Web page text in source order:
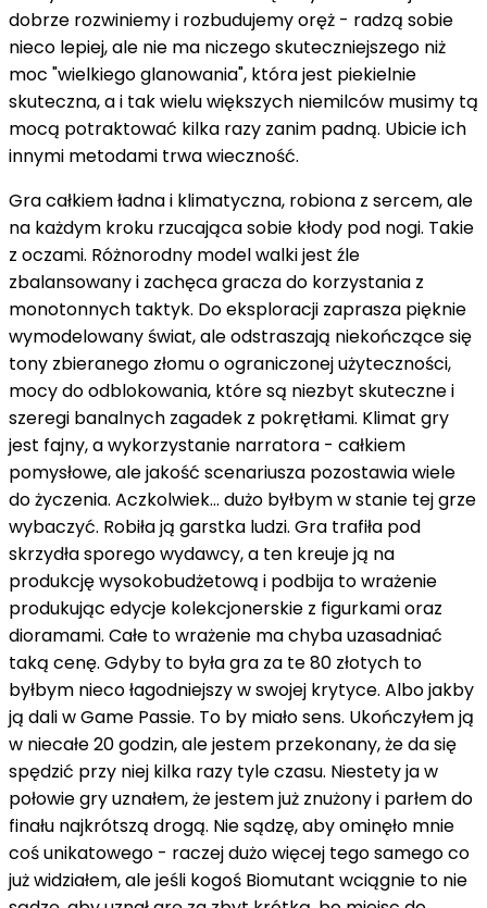
dobrze rozwiniemy i rozbudujemy oręż - radzą sobie
nieco lepiej, ale nie ma niczego skuteczniejszego niż
moc "wielkiego glanowania", która jest piekielnie
skuteczna, a i tak wielu większych niemilców musimy tą
mocą potraktować kilka razy zanim padną. Ubicie ich
innymi metodami trwa wieczność.
Gra całkiem ładna i klimatyczna, robiona z sercem, ale
na każdym kroku rzucająca sobie kłody pod nogi. Takie
z oczami. Różnorodny model walki jest źle
zbalansowany i zachęca gracza do korzystania z
monotonnych taktyk. Do eksploracji zaprasza pięknie
wymodelowany świat, ale odstraszają niekończące się
tony zbieranego złomu o ograniczonej użyteczności,
mocy do odblokowania, które są niezbyt skuteczne i
szeregi banalnych zagadek z pokrętłami. Klimat gry
jest fajny, a wykorzystanie narratora - całkiem
pomysłowe, ale jakość scenariusza pozostawia wiele
do życzenia. Aczkolwiek… dużo byłbym w stanie tej grze
wybaczyć. Robiła ją garstka ludzi. Gra trafiła pod
skrzydła sporego wydawcy, a ten kreuje ją na
produkcję wysokobudżetową i podbija to wrażenie
produkując edycje kolekcjonerskie z figurkami oraz
dioramami. Całe to wrażenie ma chyba uzasadniać
taką cenę. Gdyby to była gra za te 80 złotych to
byłbym nieco łagodniejszy w swojej krytyce. Albo jakby
ją dali w Game Passie. To by miało sens. Ukończyłem ją
w niecałe 20 godzin, ale jestem przekonany, że da się
spędzić przy niej kilka razy tyle czasu. Niestety ja w
połowie gry uznałem, że jestem już znużony i parłem do
finału najkrótszą drogą. Nie sądzę, aby ominęło mnie
coś unikatowego - raczej dużo więcej tego samego co
już widziałem, ale jeśli kogoś Biomutant wciągnie to nie